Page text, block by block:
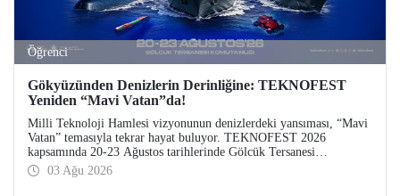
Öğrenci
Gökyüzünden Denizlerin Derinliğine: TEKNOFEST
Yeniden “Mavi Vatan”da!
Milli Teknoloji Hamlesi vizyonunun denizlerdeki yansıması, “Mavi
Vatan” temasıyla tekrar hayat buluyor. TEKNOFEST 2026
kapsamında 20-23 Ağustos tarihlerinde Gölcük Tersanesi
Komutanlığı’nda düzenlenecek TEKNOFEST Mavi Vatan,
denizcilik ve su altı teknolojilerinin ön plana çıkacağı özel bir
03 Ağu 2026